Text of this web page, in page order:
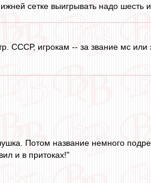
сетке выигрывать надо шесть
СССР, игрокам -- за звание мс
Потом название немного
и в притоках!"